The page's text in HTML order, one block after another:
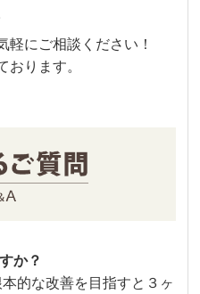
軽にご相談ください！
おります。
か？
的な改善を目指すと３ヶ